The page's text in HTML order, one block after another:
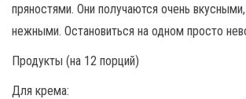
пряностями. Они получаются очень
нежными. Остановиться на одном просто
Продукты (на 12 порций)
Для крема: